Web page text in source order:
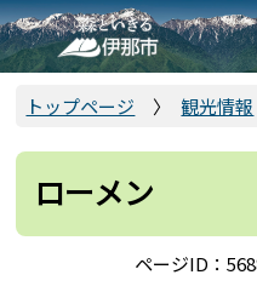
こ
の
ペ
の
頭
トップページ 観光情報
ローメン
ページID：